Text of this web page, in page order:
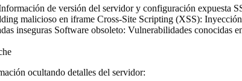
de versión del servidor y configuración expuesta
malicioso en iframe Cross-Site Scripting (XSS):
inseguras Software obsoleto: Vulnerabilidades conocidas
ocultando detalles del servidor: